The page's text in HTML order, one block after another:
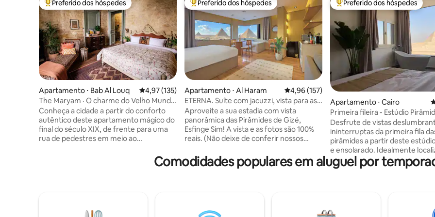
Entre os melhores preferidos dos hóspedes
Preferido dos hóspedes
Apartamento ⋅ Bab Al Louq 4,97 de uma avaliação média de 5, 135 avaliações
4,97 (135)
The Maryam · O charme do Velho Mundo
no centro do Cairo
Conheça a cidade a partir do conforto
autêntico deste apartamento mágico do
final do século XIX, de frente para uma
rua de pedestres em meio ao
combinação sofisticada de móveis,
estar espaçosa e charmosa, cozinha
Entre os melhores preferidos dos hóspedes
Preferido dos hóspedes
Apartamento ⋅ Al Haram 4,96 de uma avaliação média de 5, 157
4,96 (157)
ETERNA. Suíte com jacuzzi, vista para as
pirâmides e varanda
Aproveite a sua estadia com vista
panorâmica das Pirâmides de Gizé,
Esfinge Sim! A vista e as fotos são 100%
reais. (Não deixe de conferir nossos
uma vista deslumbrante de todas as
Pirâmides de Gizé de qualquer lugar
aproveitar ao máximo sua viagem,
Entre os melhores preferidos
Preferido dos hóspedes
Apartamento ⋅ Cairo
Primeira fileira - Estúdio
Desfrute de vistas
ininterruptas da primeira fila
pirâmides a partir deste
e ensolarado. Idealmente localizado
diretamente na estrada
acesso fácil, o estúdio fica ao
convenientes com vista para a
no Cairo. Cuidadosamente projetado e
Comodidades populares em aluguel por